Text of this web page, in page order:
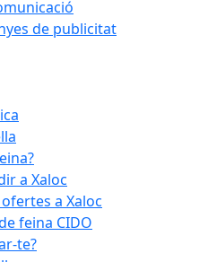
de publicitat
a Xaloc
a Xaloc
feina CIDO
te?